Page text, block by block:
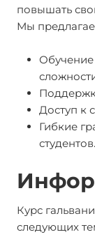
повышать
Мы
Доступ к
Гибкие
студентов.
Курс
следующих